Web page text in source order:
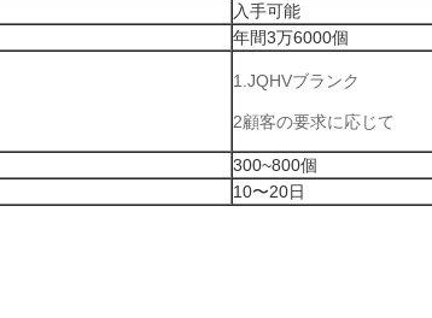
入手可能
年間3万6000個
1.JQHVブランク
2顧客の要求に応じて
300~800個
10〜20日